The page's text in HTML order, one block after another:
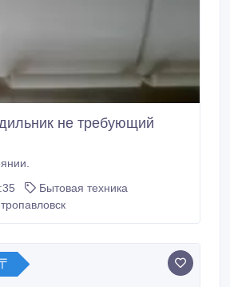
не требующий
Бытовая техника